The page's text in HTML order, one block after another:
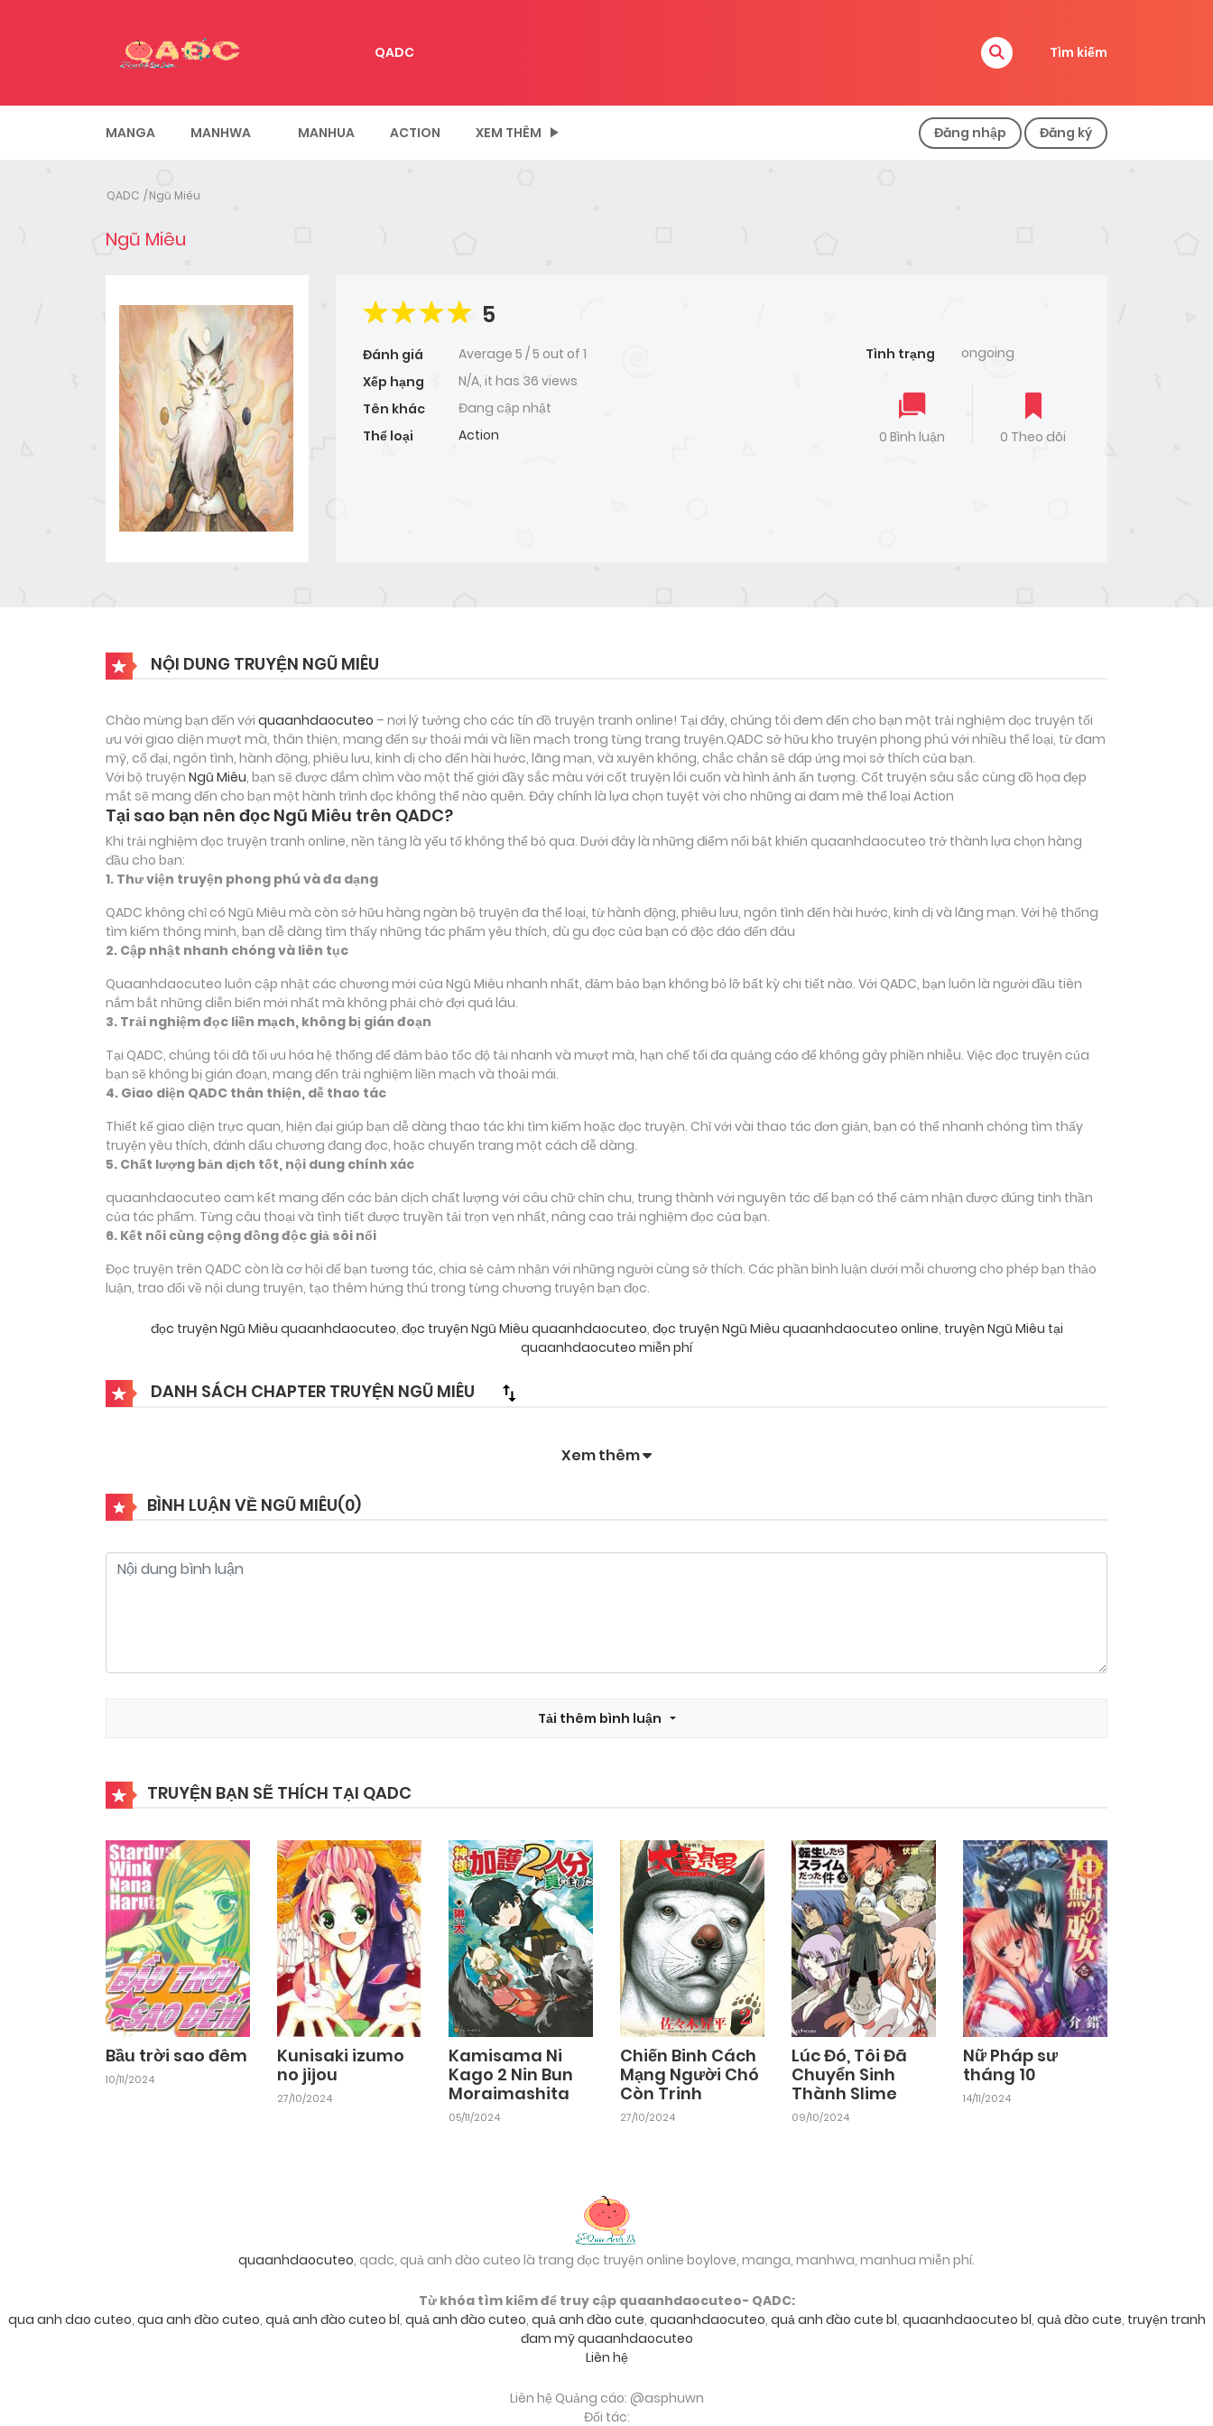
QADC Tìm kiếm
MANGA MANHWA MANHUA ACTION XEM THÊM Đăng nhập Đăng ký
QADC Ngũ Miêu
Ngũ Miêu
5
Đánh giá Average 5 /5 out of 1
Xếp hạng
N/A, it has 36 views
Tên khác
Đang cập nhật
Thể loại
Action
Tình trạng ongoing
0 Bình luận 0 Theo dõi
NỘI DUNG TRUYỆN NGŨ MIÊU
Chào mừng bạn đến với quaanhdaocuteo – nơi lý tưởng cho các tín đồ truyện tranh online! Tại đây, chúng tôi đem đến cho bạn một trải nghiệm đọc truyện tối
ưu với giao diện mượt mà, thân thiện, mang đến sự thoải mái và liền mạch trong từng trang truyện.QADC sở hữu kho truyện phong phú với nhiều thể loại, từ đam
mỹ, cổ đại, ngôn tình, hành động, phiêu lưu, kinh dị cho đến hài hước, lãng mạn, và xuyên không, chắc chắn sẽ đáp ứng mọi sở thích của bạn.
Với bộ truyện Ngũ Miêu, bạn sẽ được đắm chìm vào một thế giới đầy sắc màu với cốt truyện lôi cuốn và hình ảnh ấn tượng. Cốt truyện sâu sắc cùng đồ họa đẹp
mắt sẽ mang đến cho bạn một hành trình đọc không thể nào quên. Đây chính là lựa chọn tuyệt vời cho những ai đam mê thể loại Action
Tại sao bạn nên đọc Ngũ Miêu trên QADC?
Khi trải nghiệm đọc truyện tranh online, nền tảng là yếu tố không thể bỏ qua. Dưới đây là những điểm nổi bật khiến quaanhdaocuteo trở thành lựa chọn hàng
đầu cho bạn:
1. Thư viện truyện phong phú và đa dạng
QADC không chỉ có Ngũ Miêu mà còn sở hữu hàng ngàn bộ truyện đa thể loại, từ hành động, phiêu lưu, ngôn tình đến hài hước, kinh dị và lãng mạn. Với hệ thống
tìm kiếm thông minh, bạn dễ dàng tìm thấy những tác phẩm yêu thích, dù gu đọc của bạn có độc đáo đến đâu
2. Cập nhật nhanh chóng và liên tục
Quaanhdaocuteo luôn cập nhật các chương mới của Ngũ Miêu nhanh nhất, đảm bảo bạn không bỏ lỡ bất kỳ chi tiết nào. Với QADC, bạn luôn là người đầu tiên
nắm bắt những diễn biến mới nhất mà không phải chờ đợi quá lâu.
3. Trải nghiệm đọc liền mạch, không bị gián đoạn
Tại QADC, chúng tôi đã tối ưu hóa hệ thống để đảm bảo tốc độ tải nhanh và mượt mà, hạn chế tối đa quảng cáo để không gây phiền nhiễu. Việc đọc truyện của
bạn sẽ không bị gián đoạn, mang đến trải nghiệm liền mạch và thoải mái.
4. Giao diện QADC thân thiện, dễ thao tác
Thiết kế giao diện trực quan, hiện đại giúp bạn dễ dàng thao tác khi tìm kiếm hoặc đọc truyện. Chỉ với vài thao tác đơn giản, bạn có thể nhanh chóng tìm thấy
truyện yêu thích, đánh dấu chương đang đọc, hoặc chuyển trang một cách dễ dàng.
5. Chất lượng bản dịch tốt, nội dung chính xác
quaanhdaocuteo cam kết mang đến các bản dịch chất lượng với câu chữ chỉn chu, trung thành với nguyên tác để bạn có thể cảm nhận được đúng tinh thần
của tác phẩm. Từng câu thoại và tình tiết được truyền tải trọn vẹn nhất, nâng cao trải nghiệm đọc của bạn.
6. Kết nối cùng cộng đồng độc giả sôi nổi
Đọc truyện trên QADC còn là cơ hội để bạn tương tác, chia sẻ cảm nhận với những người cùng sở thích. Các phần bình luận dưới mỗi chương cho phép bạn thảo
luận, trao đổi về nội dung truyện, tạo thêm hứng thú trong từng chương truyện bạn đọc.
đọc truyện Ngũ Miêu quaanhdaocuteo, đọc truyện Ngũ Miêu quaanhdaocuteo, đọc truyện Ngũ Miêu quaanhdaocuteo online, truyện Ngũ Miêu tại
quaanhdaocuteo miễn phí
DANH SÁCH CHAPTER TRUYỆN NGŨ MIÊU
Xem thêm
BÌNH LUẬN VỀ NGŨ MIÊU(0)
Tải thêm bình luận
TRUYỆN BẠN SẼ THÍCH TẠI QADC
Bầu trời sao đêm
10/11/2024
Kunisaki izumo
no jijou
27/10/2024
Kamisama Ni
Kago 2 Nin Bun
Moraimashita
05/11/2024
Chiến Binh Cách
Mạng Người Chó
Còn Trinh
27/10/2024
Lúc Đó, Tôi Đã
Chuyển Sinh
Thành Slime
09/10/2024
Nữ Pháp sư
tháng 10
14/11/2024
quaanhdaocuteo, qadc, quả anh đào cuteo là trang đọc truyện online boylove, manga, manhwa, manhua miễn phí.
Từ khóa tìm kiếm để truy cập quaanhdaocuteo- QADC:
qua anh dao cuteo, qua anh đào cuteo, quả anh đào cuteo bl, quả anh đào cuteo, quả anh đào cute, quaanhdaocuteo, quả anh đào cute bl, quaanhdaocuteo bl, quả đào cute, truyện tranh
đam mỹ quaanhdaocuteo
Liên hệ
Liên hệ Quảng cáo: @asphuwn
Đối tác: